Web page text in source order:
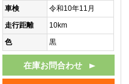
車検
令和10年11月
走行距離
10km
色
黒
在庫お問合わせ